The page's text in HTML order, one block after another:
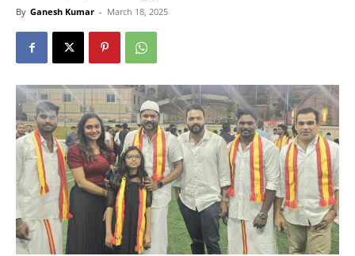
By Ganesh Kumar - March 18, 2025